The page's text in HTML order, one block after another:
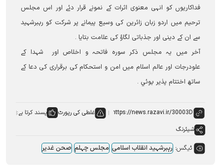
فداکاریوں کو انہی معنوی اثرات کے نمونے قرار دئے اور اس مجلس
ترحیم میں اردو زبان زائرین کی وسیع پیمانے پر شرکت کو رہبرشہید
سے ان کے دینی اور جذباتی لگاؤ کی علامت بتایا ۔
آخر میں یہ مجلس ذکر سورہ فاتحہ و اخلاص اور شہدا کے
علودرجات اور عالم اسلام میں امن و استحکام کی برقراری کی دعا کے
ساتھ اختتام پذیر ہوئي ۔
غلطی کی رپورٹ
پسند کرتا ہے:
شیئرنگ
ٹیگس: رہبرشہید انقلاب اسلامی مجلس چہلم صحن غدیر